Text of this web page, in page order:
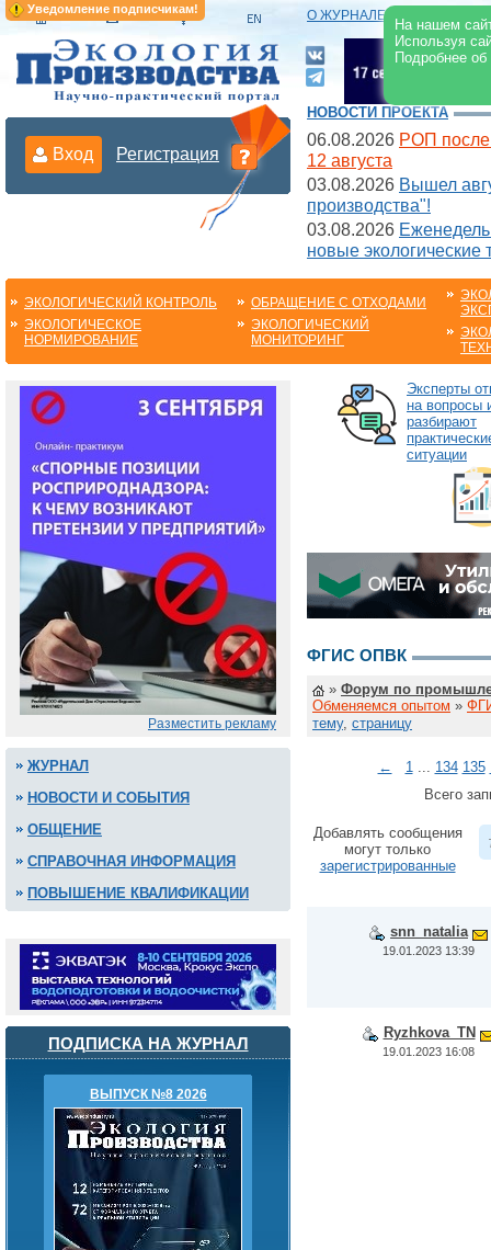
Уведомление подписчикам!
На нашем
Используя
Подробнее
О ЖУРНАЛЕ |
Вход Регистрация
НОВОСТИ ПРОЕКТА
06.08.2026 РОП после
12 августа
03.08.2026 Вышел
производства"!
03.08.2026
новые экологические
ЭКОЛОГИЧЕСКИЙ КОНТРОЛЬ
ЭКОЛОГИЧЕСКОЕ
НОРМИРОВАНИЕ
ОБРАЩЕНИЕ С ОТХОДАМИ
ЭКОЛОГИЧЕСКИЙ
МОНИТОРИНГ
Разместить рекламу
ЖУРНАЛ
НОВОСТИ И СОБЫТИЯ
ОБЩЕНИЕ
СПРАВОЧНАЯ ИНФОРМАЦИЯ
ПОВЫШЕНИЕ КВАЛИФИКАЦИИ
ПОДПИСКА НА ЖУРНАЛ
ВЫПУСК №8 2026
Эксперты
на вопросы
разбирают
ситуации
ФГИС ОПВК
» Форум по
Обменяемся опытом »
тему, страницу
← 1... 134 135
Всего
Добавлять сообщения
могут только
зарегистрированные
snn_natalia
19.01.2023 13:39
Ryzhkova_TN
19.01.2023 16:08